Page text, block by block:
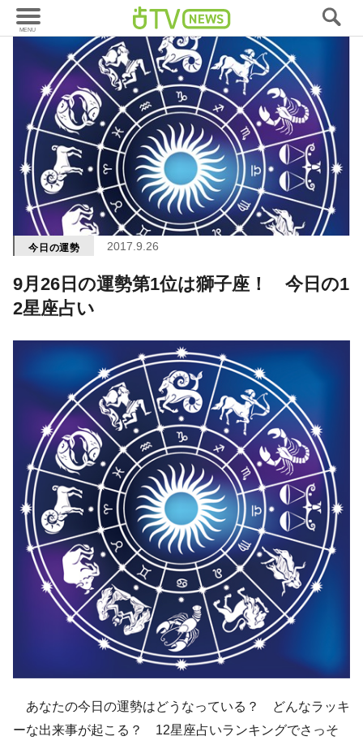
今日の運勢 2017.9.26
9月26日の運勢第1位は獅子座！ 今日の1
2星座占い
あなたの今日の運勢はどうなっている？ どんなラッキ
ーな出来事が起こる？ 12星座占いランキングでさっそ